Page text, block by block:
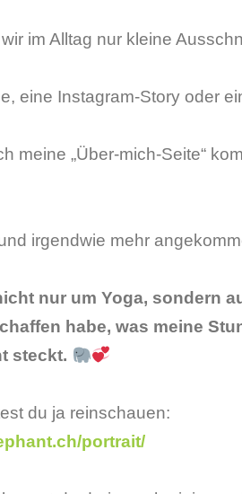
im Alltag nur kleine
eine Instagram-Story oder
meine „Über-mich-Seite“
irgendwie mehr
nur um Yoga, sondern
habe, was meine
steckt.
du ja reinschauen:
portrait/